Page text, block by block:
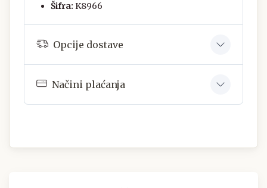
Šifra: K8966
Opcije dostave
Načini plaćanja